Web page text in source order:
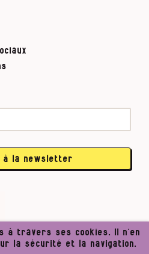
à la newsletter
à travers ses cookies. Il n’en
la sécurité et la navigation.